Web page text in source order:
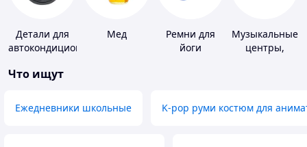
Детали для
автокондиционеров
Мед
Ремни для
йоги
Музыкальные
центры,
Что ищут
Ежедневники школьные K-pop руми костюм для